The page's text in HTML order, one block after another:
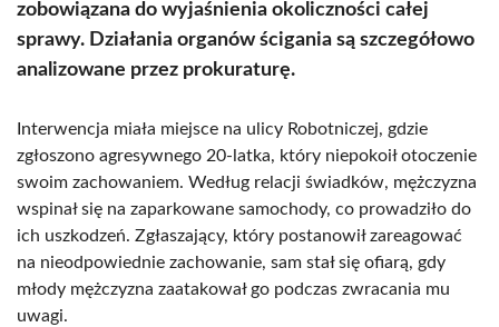
zobowiązana do wyjaśnienia okoliczności całej
sprawy. Działania organów ścigania są szczegółowo
analizowane przez prokuraturę.
Interwencja miała miejsce na ulicy Robotniczej, gdzie
zgłoszono agresywnego 20-latka, który niepokoił otoczenie
swoim zachowaniem. Według relacji świadków, mężczyzna
wspinał się na zaparkowane samochody, co prowadziło do
ich uszkodzeń. Zgłaszający, który postanowił zareagować
na nieodpowiednie zachowanie, sam stał się ofiarą, gdy
młody mężczyzna zaatakował go podczas zwracania mu
uwagi.